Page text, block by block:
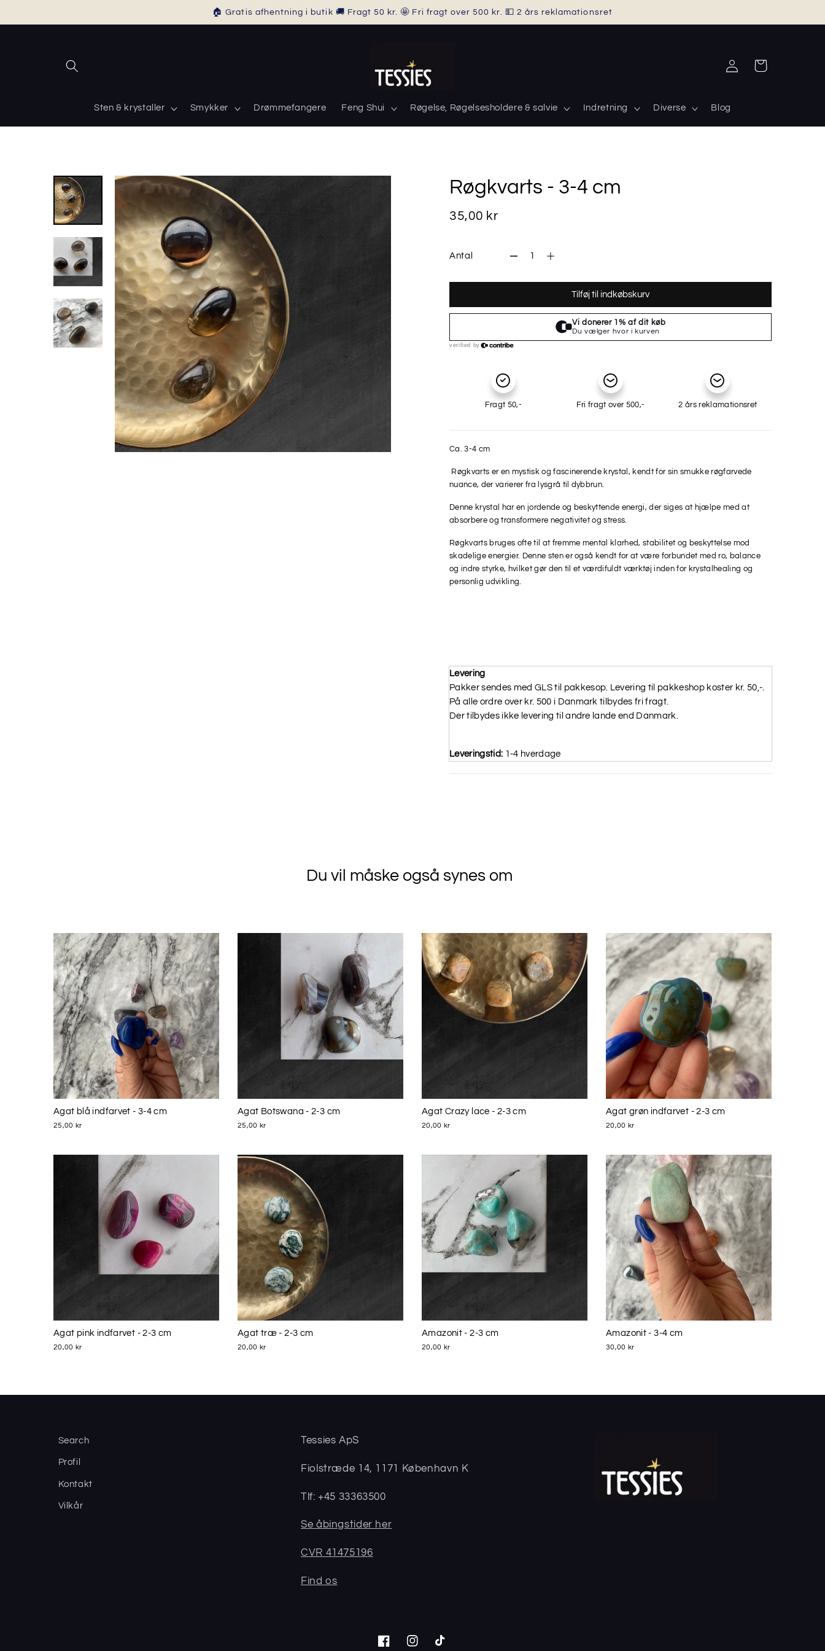
🏠 Gratis afhentning i butik 🚚 Fragt 50 kr. 🤩 Fri fragt over 500 kr. 💵 2 års reklamationsret
Sten & krystaller Smykker Drømmefangere Feng Shui Røgelse, Røgelsesholdere & salvie Indretning Diverse Blog
Log
ind
Indkøbskurv
Røgkvarts - 3-4 cm
35,00 kr
Antal
Tilføj til indkøbskurv
Fragt 50,- Fri fragt over 500,- 2 års reklamationsret
Ca. 3-4 cm
Røgkvarts er en mystisk og fascinerende krystal, kendt for sin smukke røgfarvede
nuance, der varierer fra lysgrå til dybbrun.
Denne krystal har en jordende og beskyttende energi, der siges at hjælpe med at
absorbere og transformere negativitet og stress.
Røgkvarts bruges ofte til at fremme mental klarhed, stabilitet og beskyttelse mod
skadelige energier. Denne sten er også kendt for at være forbundet med ro, balance
og indre styrke, hvilket gør den til et værdifuldt værktøj inden for krystalhealing og
personlig udvikling.
Levering
Pakker sendes med GLS til pakkesop. Levering til pakkeshop koster kr. 50,-.
På alle ordre over kr. 500 i Danmark tilbydes fri fragt.
Der tilbydes ikke levering til andre lande end Danmark.
Leveringstid: 1-4 hverdage
Du vil måske også synes om
Agat blå indfarvet - 3-4 cm
25,00 kr
Agat Botswana - 2-3 cm
25,00 kr
Agat Crazy lace - 2-3 cm
20,00 kr
Agat grøn indfarvet - 2-3 cm
20,00 kr
Agat pink indfarvet - 2-3 cm
20,00 kr
Agat træ - 2-3 cm
20,00 kr
Amazonit - 2-3 cm
20,00 kr
Amazonit - 3-4 cm
30,00 kr
Search
Profil
Kontakt
Vilkår
Tessies ApS
Fiolstræde 14, 1171 København K
Tlf: +45 33363500
Se åbingstider her
CVR 41475196
Find os
FacebookInstagramTikTok